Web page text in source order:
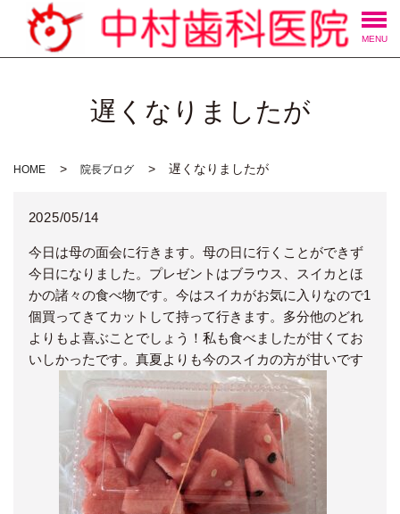
MENU
遅くなりましたが
HOME 院長ブログ 遅くなりましたが
2025/05/14
今日は母の面会に行きます。母の日に行くことができず
今日になりました。プレゼントはブラウス、スイカとほ
かの諸々の食べ物です。今はスイカがお気に入りなので1
個買ってきてカットして持って行きます。多分他のどれ
よりもよ喜ぶことでしょう！私も食べましたが甘くてお
いしかったです。真夏よりも今のスイカの方が甘いです